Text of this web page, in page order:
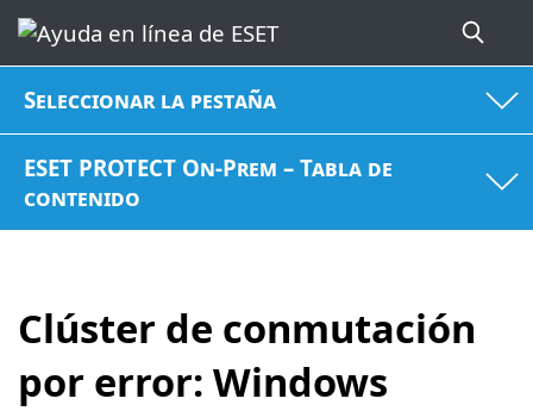
Seleccionar la pestaña
ESET PROTECT On-Prem – Tabla de
contenido
Clúster de conmutación
por error: Windows